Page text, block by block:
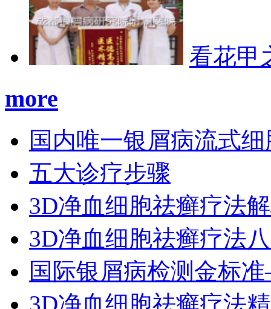
看花甲
more
国内唯一银屑病流式
五大诊疗步骤
3D净血细胞祛癣疗法
3D净血细胞祛癣疗法
国际银屑病检测金标